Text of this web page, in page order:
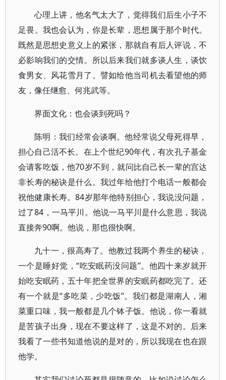
心理上讲，他名气太大了，觉得我们后生小子不
足畏。我也会认为，你是长辈，思想属于那个时代。
既然是思想史意义上的紧张，那就自有后人评说，不
必影响我们的交情。所以后来我们就多谈人生，谈饮
食男女、风花雪月了。譬如给他当司机去看望他的师
友，像任继愈、何兆武等。
界面文化：也会谈到死吗？
陈明：我们经常会谈啊。他经常说父母死得早，
担心自己活不长。在上个世纪90年代，有次孔子基金
会请客吃饭，他70岁不到，就问比自己长一辈的宫达
非长寿的秘诀是什么。我过年给他打个电话一般都会
祝他健康长寿。84岁那年他特别担心，我说没问题，
过了84，一马平川。他说一马平川是什么意思，我说
直接奔90啊。他说，那也很快啊。
九十一，很高寿了。他教过我两个养生的秘诀，
一个是睡好觉，“吃安眠药没问题”。他四十来岁就开
始吃安眠药，五十年把全世界的安眠药都吃完了。还
有一个就是“多吃菜，少吃饭”。我们都是湖南人，湘
菜重口味，我一般都是几个钵子饭。他说，你一看就
是苦孩子出身，现在不要这样了，这是不对的。后来
我看了一些书知道他说的是对的，所以我现在也在跟
他学。